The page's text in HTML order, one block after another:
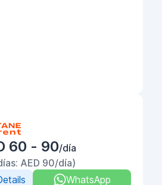
60 - 90/día
AED 90/día)
WhatsApp